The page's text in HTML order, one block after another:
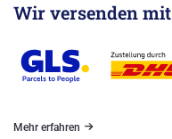
Wir versenden mit
Mehr erfahren